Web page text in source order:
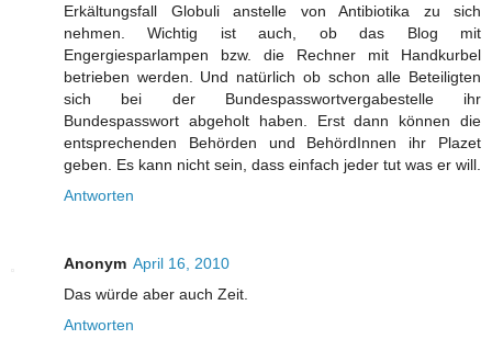
Erkältungsfall Globuli anstelle von Antibiotika zu sich
nehmen. Wichtig ist auch, ob das Blog mit
Engergiesparlampen bzw. die Rechner mit Handkurbel
betrieben werden. Und natürlich ob schon alle Beteiligten
sich bei der Bundespasswortvergabestelle ihr
Bundespasswort abgeholt haben. Erst dann können die
entsprechenden Behörden und BehördInnen ihr Plazet
geben. Es kann nicht sein, dass einfach jeder tut was er will.
Antworten
Anonym April 16, 2010
Das würde aber auch Zeit.
Antworten